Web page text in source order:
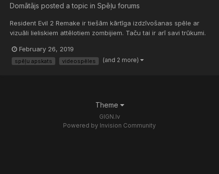
Domātājs posted a topic in Spēļu forums
Resident Evil 2 Remake ir tiešām kārtīga izdzīvošanas spēle ar
vizuāli lieliskiem attēlotiem zombijiem. Taču tai ir arī savi trūkumi.
pateicīgs, ja nospiedīsi “Patīk”.
February 26, 2019
spēļu apskats videospēles (and 2 more)
Theme
GIGN.lv
Powered by Invision Community